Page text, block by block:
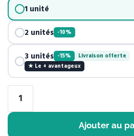
1 unité
2 unités -10%
3 unités -15%
Livraison offerte
★ Le + avantageux
Ajouter au